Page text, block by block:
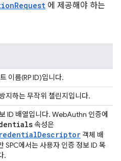
에 제공해야 하는
이름(RP ID)입니다.
지하는 무작위 챌린지입니다.
ID 배열입니다. WebAuthn 인증에
속성은
객체 배
SPC에서는 사용자 인증 정보 ID 목
.